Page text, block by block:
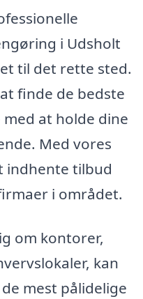
i Udsholt
til det rette sted.
finde de bedste
at holde dine
Med vores
indhente tilbud
i området.
om kontorer,
kan
mest pålidelige